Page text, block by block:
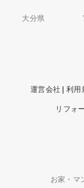
大分県
運営会社 利用
リフォ
お家・マ